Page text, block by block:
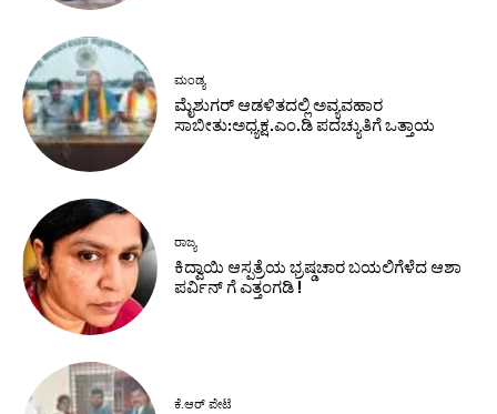
ಮಂಡ್ಯ
ಮೈಶುಗರ್ ಆಡಳಿತದಲ್ಲಿ ಅವ್ಯವಹಾರ
ಸಾಬೀತು:ಅಧ್ಯಕ್ಷ.ಎಂ.ಡಿ ಪದಚ್ಯುತಿಗೆ ಒತ್ತಾಯ
ರಾಜ್ಯ
ಕಿದ್ವಾಯಿ ಆಸ್ಪತ್ರೆಯ ಭ್ರಷ್ಡಚಾರ ಬಯಲಿಗೆಳೆದ ಆಶಾ
ಪರ್ವಿನ್ ಗೆ ಎತ್ತಂಗಡಿ !
ಕೆ.ಆರ್ ಪೇಟೆ